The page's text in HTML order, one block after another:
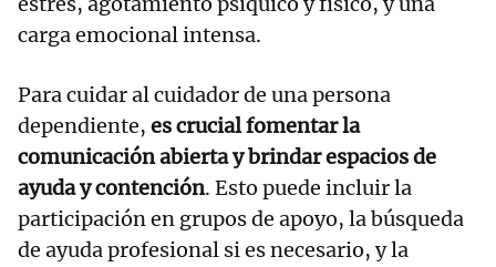
carga emocional intensa.
Para cuidar al cuidador de una persona
dependiente, es crucial fomentar la
comunicación abierta y brindar espacios de
ayuda y contención. Esto puede incluir la
participación en grupos de apoyo, la búsqueda
de ayuda profesional si es necesario, y la